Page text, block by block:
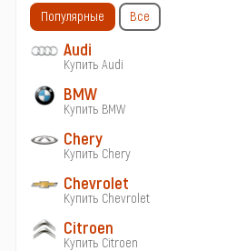
Популярные Все
Audi
Купить Audi
BMW
Купить BMW
Chery
Купить Chery
Chevrolet
Купить Chevrolet
Citroen
Купить Citroen